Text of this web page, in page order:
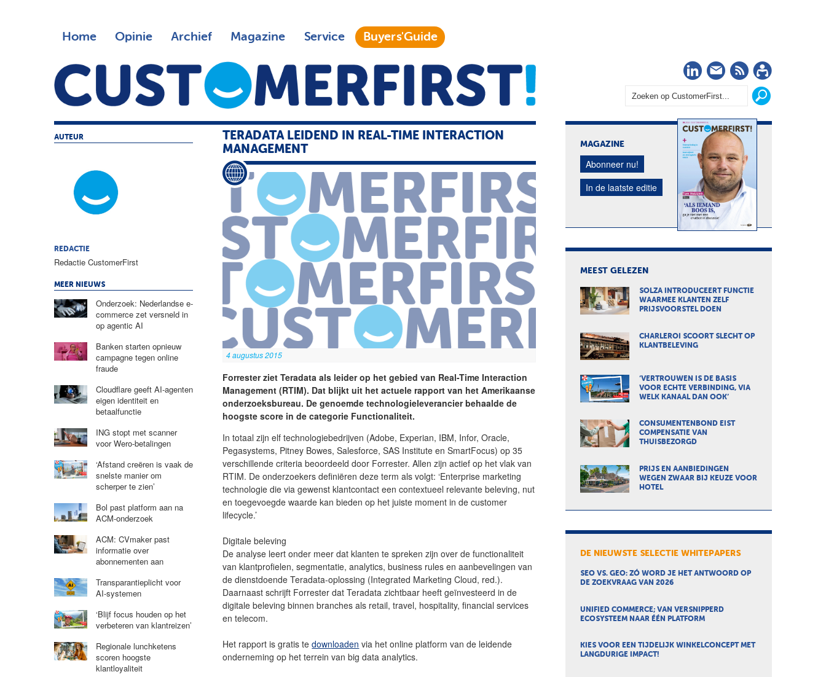
Home Opinie Archief Magazine Service Buyers'Guide
LinkedIn
Nieuwsbrief
RSS
TERADATA LEIDEND IN REAL-TIME INTERACTION
MANAGEMENT
4 augustus 2015
Forrester ziet Teradata als leider op het gebied van Real-Time Interaction
Management (RTIM). Dat blijkt uit het actuele rapport van het Amerikaanse
onderzoeksbureau. De genoemde technologieleverancier behaalde de
hoogste score in de categorie Functionaliteit.
In totaal zijn elf technologiebedrijven (Adobe, Experian, IBM, Infor, Oracle,
Pegasystems, Pitney Bowes, Salesforce, SAS Institute en SmartFocus) op 35
verschillende criteria beoordeeld door Forrester. Allen zijn actief op het vlak van
RTIM. De onderzoekers definiëren deze term als volgt: ‘Enterprise marketing
technologie die via gewenst klantcontact een contextueel relevante beleving, nut
en toegevoegde waarde kan bieden op het juiste moment in de customer
lifecycle.’
Digitale beleving
De analyse leert onder meer dat klanten te spreken zijn over de functionaliteit
van klantprofielen, segmentatie, analytics, business rules en aanbevelingen van
de dienstdoende Teradata-oplossing (Integrated Marketing Cloud, red.).
Daarnaast schrijft Forrester dat Teradata zichtbaar heeft geïnvesteerd in de
digitale beleving binnen branches als retail, travel, hospitality, financial services
en telecom.
Het rapport is gratis tedownloaden via het online platform van de leidende
onderneming op het terrein van big data analytics.
AUTEUR
REDACTIE
Redactie CustomerFirst
MEER NIEUWS
Onderzoek: Nederlandse e-
commerce zet versneld in
op agentic AI
Banken starten opnieuw
campagne tegen online
fraude
Cloudflare geeft AI-agenten
eigen identiteit en
betaalfunctie
ING stopt met scanner
voor Wero-betalingen
‘Afstand creëren is vaak de
snelste manier om
scherper te zien’
Bol past platform aan na
ACM-onderzoek
ACM: CVmaker past
informatie over
abonnementen aan
Transparantieplicht voor
AI-systemen
‘Blijf focus houden op het
verbeteren van klantreizen’
Regionale lunchketens
scoren hoogste
klantloyaliteit
MAGAZINE
Abonneer nu!
In de laatste editie
MEEST GELEZEN
SOLZA INTRODUCEERT FUNCTIE
WAARMEE KLANTEN ZELF
PRIJSVOORSTEL DOEN
CHARLEROI SCOORT SLECHT OP
KLANTBELEVING
‘VERTROUWEN IS DE BASIS
VOOR ECHTE VERBINDING, VIA
WELK KANAAL DAN OOK’
CONSUMENTENBOND EIST
COMPENSATIE VAN
THUISBEZORGD
PRIJS EN AANBIEDINGEN
WEGEN ZWAAR BIJ KEUZE VOOR
HOTEL
DE NIEUWSTE SELECTIE WHITEPAPERS
SEO VS. GEO: ZÓ WORD JE HET ANTWOORD OP
DE ZOEKVRAAG VAN 2026
UNIFIED COMMERCE; VAN VERSNIPPERD
ECOSYSTEEM NAAR ÉÉN PLATFORM
KIES VOOR EEN TIJDELIJK WINKELCONCEPT MET
LANGDURIGE IMPACT!